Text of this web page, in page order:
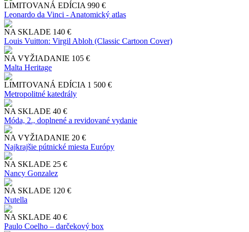
LIMITOVANÁ EDÍCIA 990 €
Leonardo da Vinci - Anatomický atlas
NA SKLADE 140 €
Louis Vuitton: Virgil Abloh (Classic Cartoon Cover)
NA VYŽIADANIE 105 €
Malta Heritage
LIMITOVANÁ EDÍCIA 1 500 €
Metropolitné katedrály
NA SKLADE 40 €
Móda, 2., doplnené a revidované vydanie
NA VYŽIADANIE 20 €
Najkrajšie pútnické miesta Európy
NA SKLADE 25 €
Nancy Gonzalez
NA SKLADE 120 €
Nutella
NA SKLADE 40 €
Paulo Coelho – darčekový box